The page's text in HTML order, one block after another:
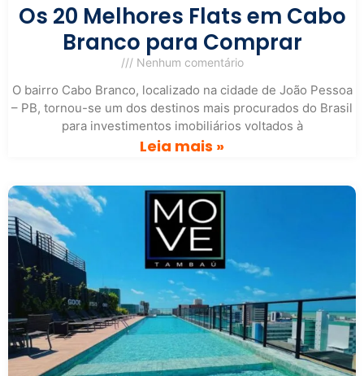
Os 20 Melhores Flats em Cabo
Branco para Comprar
Nenhum comentário
O bairro Cabo Branco, localizado na cidade de João Pessoa
– PB, tornou-se um dos destinos mais procurados do Brasil
para investimentos imobiliários voltados à
Leia mais »